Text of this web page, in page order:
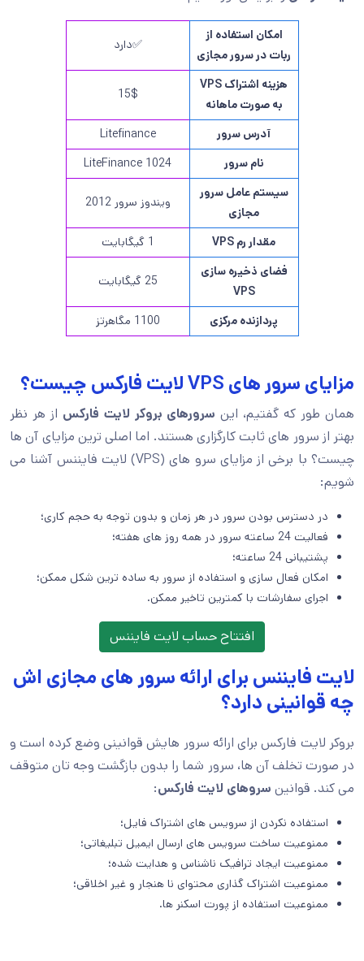
امکان استفاده از
ربات در سرور مجازی
✅دارد
هزینه اشتراک VPS
به صورت ماهانه
15$
آدرس سرور
Litefinance
نام سرور
LiteFinance 1024
سیستم عامل سرور
مجازی
ویندوز سرور 2012
مقدار رم VPS
1 گیگابایت
فضای ذخیره سازی
VPS
25 گیگابایت
پردازنده مرکزی 1100 مگاهرتز
مزایای سرور های VPS لایت فارکس چیست؟
همان طور که گفتیم، این سرورهای بروکر لایت فارکس از هر نظر
بهتر از سرور های ثابت کارگزاری هستند. اما اصلی ترین مزایای آن ها
چیست؟ با برخی از مزایای سرو های (VPS) لایت فایننس آشنا می
شویم:
در دسترس بودن سرور در هر زمان و بدون توجه به حجم کاری؛
فعالیت 24 ساعته سرور در همه روز های هفته؛
پشتیبانی 24 ساعته؛
امکان فعال سازی و استفاده از سرور به ساده ترین شکل ممکن؛
اجرای سفارشات با کمترین تاخیر ممکن.
افتتاح حساب لایت فایننس
لایت فایننس برای ارائه سرور های مجازی اش
چه قوانینی دارد؟
بروکر لایت فارکس برای ارائه سرور هایش قوانینی وضع کرده است و
در صورت تخلف آن ها، سرور شما را بدون بازگشت وجه تان متوقف
می کند. قوانین سروهای لایت فارکس:
استفاده نکردن از سرویس های اشتراک فایل؛
ممنوعیت ساخت سرویس های ارسال ایمیل تبلیغاتی؛
ممنوعیت ایجاد ترافیک ناشناس و هدایت شده؛
ممنوعیت اشتراک گذاری محتوای نا هنجار و غیر اخلاقی؛
ممنوعیت استفاده از پورت اسکنر ها.